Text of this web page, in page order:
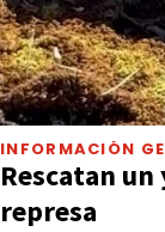
INFORMACIÓN
Rescatan
represa